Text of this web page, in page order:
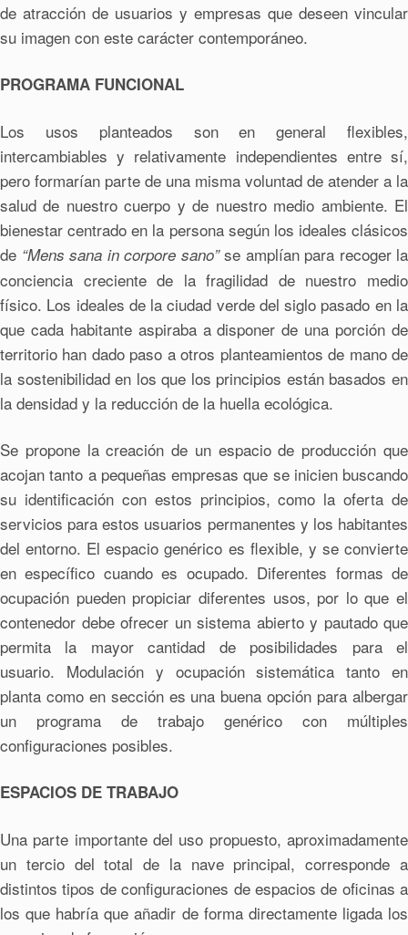
de atracción de usuarios y empresas que deseen vincular
su imagen con este carácter contemporáneo.
PROGRAMA FUNCIONAL
Los usos planteados son en general flexibles,
intercambiables y relativamente independientes entre sí,
pero formarían parte de una misma voluntad de atender a la
salud de nuestro cuerpo y de nuestro medio ambiente. El
bienestar centrado en la persona según los ideales clásicos
de “Mens sana in corpore sano”se amplían para recoger la
conciencia creciente de la fragilidad de nuestro medio
físico. Los ideales de la ciudad verde del siglo pasado en la
que cada habitante aspiraba a disponer de una porción de
territorio han dado paso a otros planteamientos de mano de
la sostenibilidad en los que los principios están basados en
la densidad y la reducción de la huella ecológica.
Se propone la creación de un espacio de producción que
acojan tanto a pequeñas empresas que se inicien buscando
su identificación con estos principios, como la oferta de
servicios para estos usuarios permanentes y los habitantes
del entorno. El espacio genérico es flexible, y se convierte
en específico cuando es ocupado. Diferentes formas de
ocupación pueden propiciar diferentes usos, por lo que el
contenedor debe ofrecer un sistema abierto y pautado que
permita la mayor cantidad de posibilidades para el
usuario. Modulación y ocupación sistemática tanto en
planta como en sección es una buena opción para albergar
un programa de trabajo genérico con múltiples
configuraciones posibles.
ESPACIOS DE TRABAJO
Una parte importante del uso propuesto, aproximadamente
un tercio del total de la nave principal, corresponde a
distintos tipos de configuraciones de espacios de oficinas a
los que habría que añadir de forma directamente ligada los